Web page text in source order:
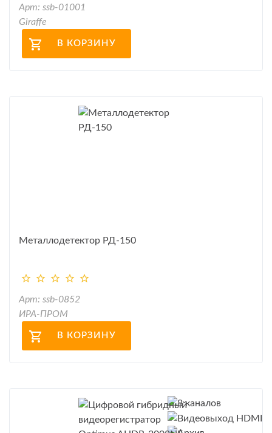
Арт: ssb-01001
Giraffe
В КОРЗИНУ
Металлодетектор РД-150
Арт: ssb-0852
ИРА-ПРОМ
В КОРЗИНУ